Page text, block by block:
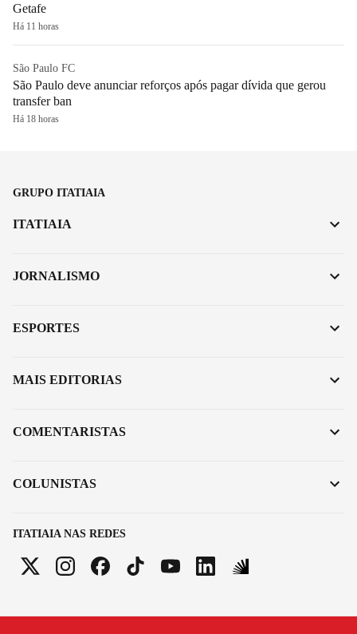
Getafe
Há 11 horas
São Paulo FC
São Paulo deve anunciar reforços após pagar dívida que gerou
transfer ban
Há 18 horas
GRUPO ITATIAIA
ITATIAIA NAS REDES
ITATIAIA
JORNALISMO
ESPORTES
MAIS EDITORIAS
COMENTARISTAS
COLUNISTAS